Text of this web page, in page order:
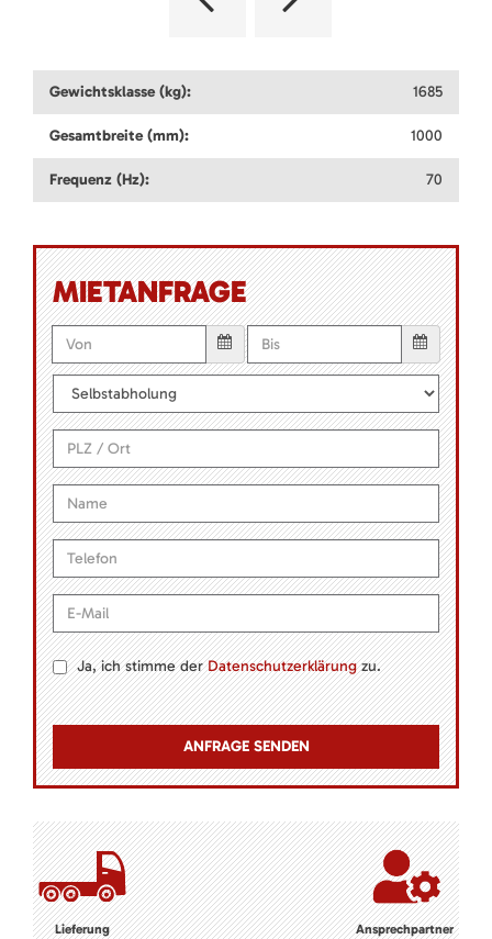
Gewichtsklasse (kg): 1685
Gesamtbreite (mm): 1000
Frequenz (Hz): 70
MIETANFRAGE
Ja, ich stimme derDatenschutzerklärungzu.
Lieferung
Ansprechpartner